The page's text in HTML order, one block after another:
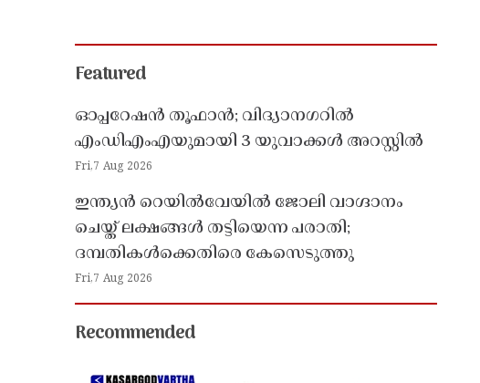
Featured
ഓപ്പറേഷൻ തൂഫാൻ; വിദ്യാനഗറിൽ
എംഡിഎംഎയുമായി 3 യുവാക്കൾ അറസ്റ്റിൽ
Fri,7 Aug 2026
ഇന്ത്യൻ റെയിൽവേയിൽ ജോലി വാഗ്ദാനം
ചെയ്ത് ലക്ഷങ്ങൾ തട്ടിയെന്ന പരാതി;
ദമ്പതികൾക്കെതിരെ കേസെടുത്തു
Fri,7 Aug 2026
Recommended